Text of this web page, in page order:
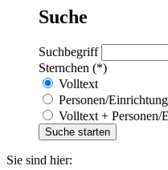
Suche
Suchbegriff
Sternchen (*)
Volltext
Personen/
Volltext + Personen/
Sie sind hier: